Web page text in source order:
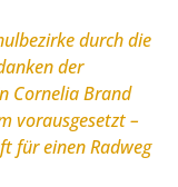
durch die
der
Cornelia Brand
vorausgesetzt –
für einen Radweg